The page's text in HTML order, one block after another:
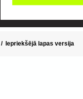
/ Iepriekšējā lapas versija